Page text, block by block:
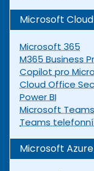
Microsoft Cloud
Microsoft 365
M365 Business
Copilot pro
Cloud Office
Power BI
Microsoft Teams
Teams
Microsoft Azure